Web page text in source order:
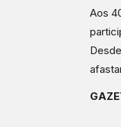
Aos